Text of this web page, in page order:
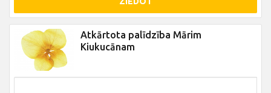
Atkārtota palīdzība Mārim
Kiukucānam